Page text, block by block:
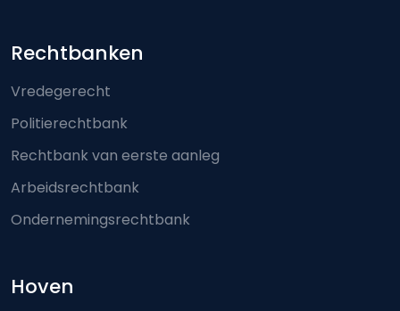
Footer-menu
Rechtbanken
Vredegerecht
Politierechtbank
Rechtbank van eerste aanleg
Arbeidsrechtbank
Ondernemingsrechtbank
Hoven